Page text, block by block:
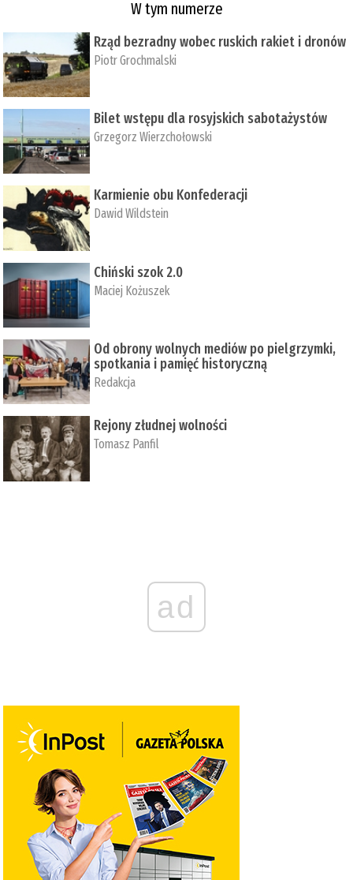
W tym numerze
Rząd bezradny wobec ruskich rakiet i dronów
Piotr Grochmalski
Bilet wstępu dla rosyjskich sabotażystów
Grzegorz Wierzchołowski
Karmienie obu Konfederacji
Dawid Wildstein
Chiński szok 2.0
Maciej Kożuszek
Od obrony wolnych mediów po pielgrzymki,
spotkania i pamięć historyczną
Redakcja
Rejony złudnej wolności
Tomasz Panfil
ad